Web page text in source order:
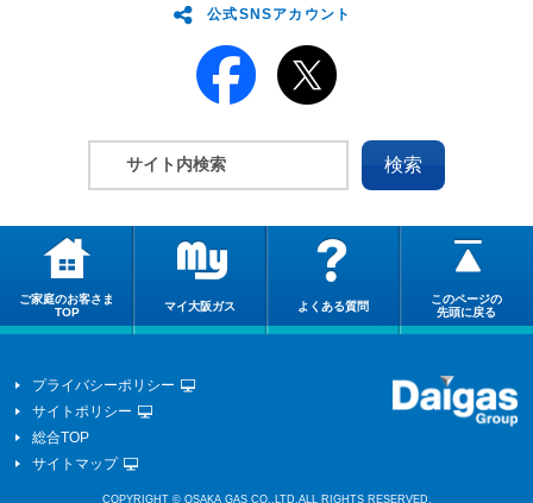
公式SNSアカウント
ご家庭のお客さま
TOP
マイ大阪ガス よくある質問
このページの
先頭に戻る
プライバシーポリシー
サイトポリシー
総合TOP
サイトマップ
COPYRIGHT © OSAKA GAS CO.,LTD.ALL RIGHTS RESERVED.